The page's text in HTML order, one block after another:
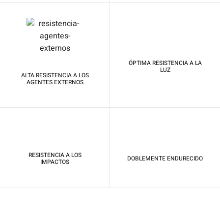
ALTA RESISTENCIA A LOS
AGENTES EXTERNOS
ÓPTIMA RESISTENCIA A LA
LUZ
RESISTENCIA A LOS
IMPACTOS DOBLEMENTE ENDURECIDO